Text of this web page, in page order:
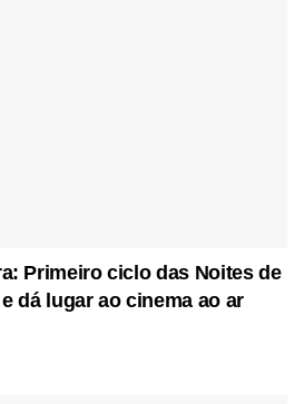
Primeiro ciclo das Noites de
dá lugar ao cinema ao ar